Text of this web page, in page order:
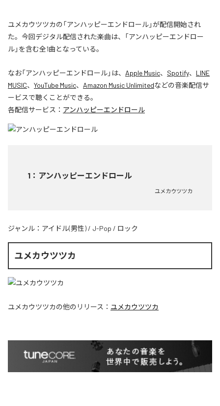
ユメカウツツカの「アンハッピーエンドロール」が配信開始され
た。今回デジタル配信された楽曲は、「アンハッピーエンドロー
ル」を含む全1曲となっている。
なお「アンハッピーエンドロール」は、 Apple Music、 Spotify、 LINE
MUSIC、 YouTube Music、 Amazon Music Unlimitedなどの音楽配信サ
ービスで聴くことができる。
各配信サービス： アンハッピーエンドロール
1 ： アンハッピーエンドロール
ユメカウツツカ
ジャンル： アイドル(男性) / J-Pop / ロック
ユメカウツツカ
ユメカウツツカの他のリリース： ユメカウツツカ